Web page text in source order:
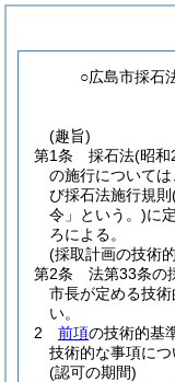
○広島市採石
(趣旨)
第1条
採石法(昭和
の施行について
び採石法施行規則
令」という。)に
ろによる。
(採取計画の技術
第2条
法第33条の
市長が定める技
い。
2
前項の技術的基
技術的な事項につ
(認可の期間)